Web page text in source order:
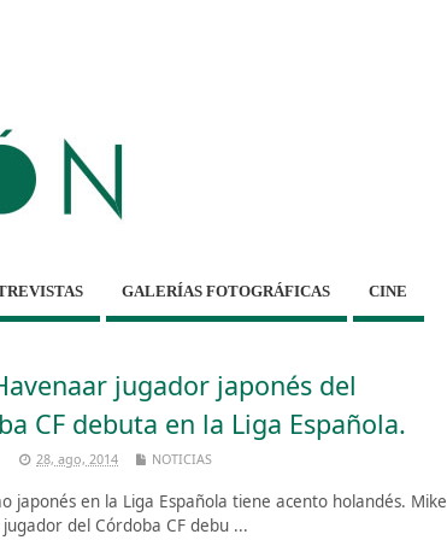
GALERÍAS FOTOGRÁFICAS CINE
jugador japonés del
CF debuta en la Liga Española.
28, ago, 2014 NOTICIAS
japonés en la Liga Española tiene acento holandés. Mike
del Córdoba CF debu ...